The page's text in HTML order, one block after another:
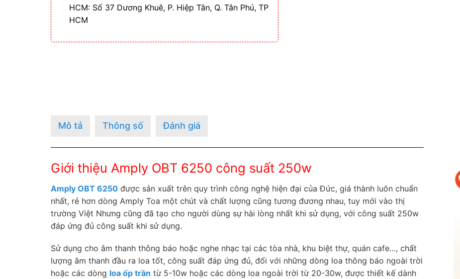
HCM: Số 37 Dương Khuê, P. Hiệp Tân, Q. Tân Phú, TP
HCM
Mô tả Thông số Đánh giá
Giới thiệu Amply OBT 6250 công suất 250w
Amply OBT 6250 được sản xuất trên quy trình công nghệ hiện đại của Đức, giá thành luôn chuẩn
nhất, rẻ hơn dòng Amply Toa một chút và chất lượng cũng tương đương nhau, tuy mới vào thị
trường Việt Nhưng cũng đã tạo cho người dùng sự hài lòng nhất khi sử dụng, với công suất 250w
đáp ứng đủ công suất khi sử dụng.
Sử dụng cho âm thanh thông báo hoặc nghe nhạc tại các tòa nhà, khu biệt thự, quán cafe…, chất
lượng âm thanh đầu ra loa tốt, công suất đáp ứng đủ, đối với những dòng loa thông báo ngoài trời
hoặc các dòng loa ốp trần từ 5-10w hoặc các dòng loa ngoài trời từ 20-30w, được thiết kế dành